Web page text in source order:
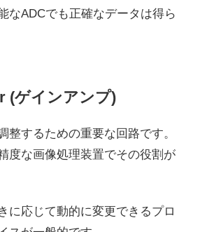
なADCでも正確なデータは得ら
(ゲインアンプ)
整するための重要な回路です。
度な画像処理装置でその役割が
に応じて動的に変更できるプロ